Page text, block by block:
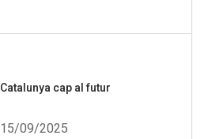
Catalunya cap al futur
15/09/2025